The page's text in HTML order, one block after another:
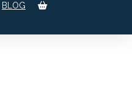
BLOG